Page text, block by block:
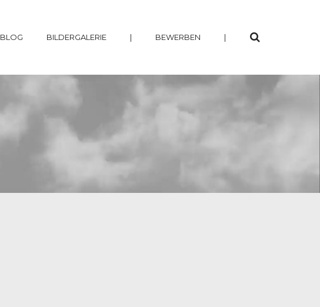
BLOG BILDERGALERIE | BEWERBEN |